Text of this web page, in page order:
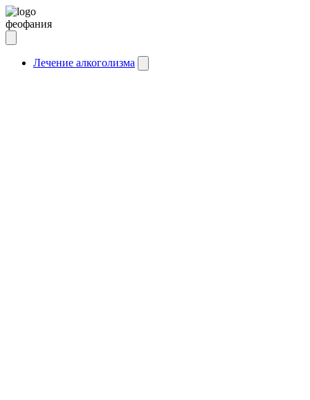
феофания
Лечение алкоголизма